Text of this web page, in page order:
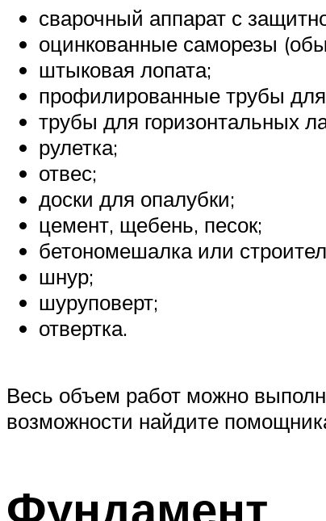
сварочный аппарат с
оцинкованные саморезы
штыковая лопата;
профилированные трубы
трубы для горизонтальных
рулетка;
отвес;
доски для опалубки;
цемент, щебень, песок;
бетономешалка или
шнур;
шуруповерт;
отвертка.
Весь объем работ можно
возможности найдите
Фундамент